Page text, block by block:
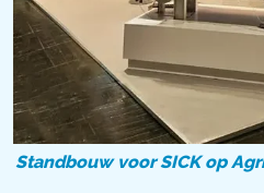
Standbouw voor SICK op